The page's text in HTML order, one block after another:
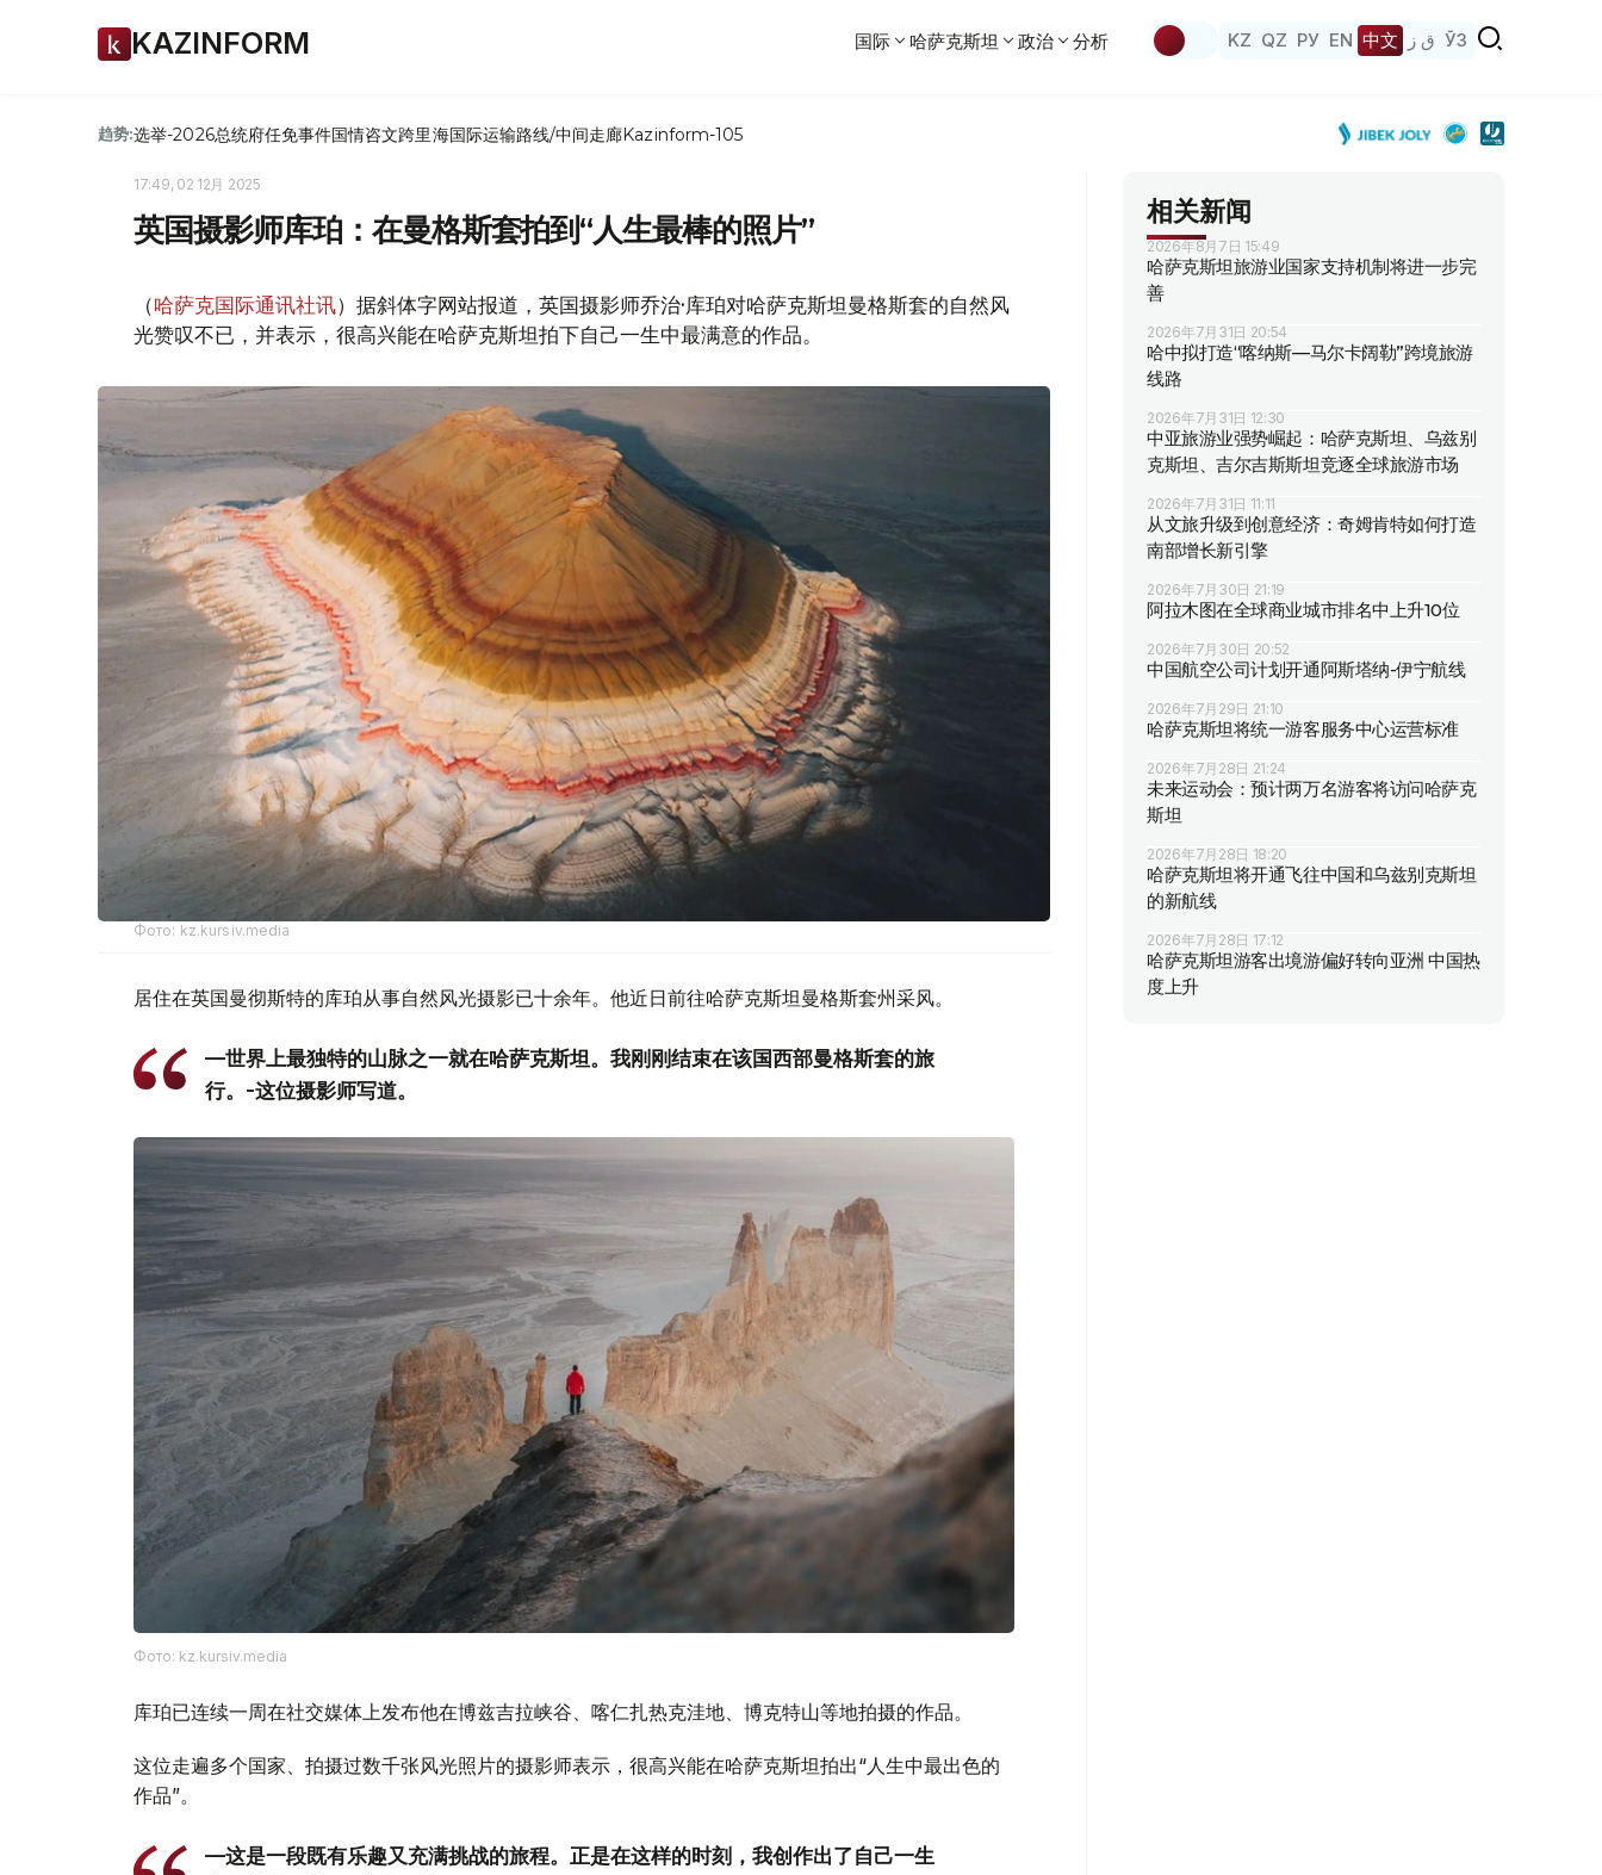
KAZINFORM 国际 哈萨克斯坦 政治 分析 KZ QZ РУ EN 中文 ق ز ЎЗ
趋势:选举-2026总统府任免事件国情咨文跨里海国际运输路线/中间走廊Kazinform-105
17:49, 02 12月 2025
英国摄影师库珀：在曼格斯套拍到“人生最棒的照片”
（哈萨克国际通讯社讯）据斜体字网站报道，英国摄影师乔治·库珀对哈萨克斯坦曼格斯套的自然风
光赞叹不已，并表示，很高兴能在哈萨克斯坦拍下自己一生中最满意的作品。
Фото: kz.kursiv.media
居住在英国曼彻斯特的库珀从事自然风光摄影已十余年。他近日前往哈萨克斯坦曼格斯套州采风。
—世界上最独特的山脉之一就在哈萨克斯坦。我刚刚结束在该国西部曼格斯套的旅
行。-这位摄影师写道。
Фото: kz.kursiv.media
库珀已连续一周在社交媒体上发布他在博兹吉拉峡谷、喀仁扎热克洼地、博克特山等地拍摄的作品。
这位走遍多个国家、拍摄过数千张风光照片的摄影师表示，很高兴能在哈萨克斯坦拍出“人生中最出色的
作品”。
—这是一段既有乐趣又充满挑战的旅程。正是在这样的时刻，我创作出了自己一生
相关新闻
2026年8月7日 15:49
哈萨克斯坦旅游业国家支持机制将进一步完
善
2026年7月31日 20:54
哈中拟打造“喀纳斯—马尔卡阔勒”跨境旅游
线路
2026年7月31日 12:30
中亚旅游业强势崛起：哈萨克斯坦、乌兹别
克斯坦、吉尔吉斯斯坦竞逐全球旅游市场
2026年7月31日 11:11
从文旅升级到创意经济：奇姆肯特如何打造
南部增长新引擎
2026年7月30日 21:19
阿拉木图在全球商业城市排名中上升10位
2026年7月30日 20:52
中国航空公司计划开通阿斯塔纳-伊宁航线
2026年7月29日 21:10
哈萨克斯坦将统一游客服务中心运营标准
2026年7月28日 21:24
未来运动会：预计两万名游客将访问哈萨克
斯坦
2026年7月28日 18:20
哈萨克斯坦将开通飞往中国和乌兹别克斯坦
的新航线
2026年7月28日 17:12
哈萨克斯坦游客出境游偏好转向亚洲 中国热
度上升